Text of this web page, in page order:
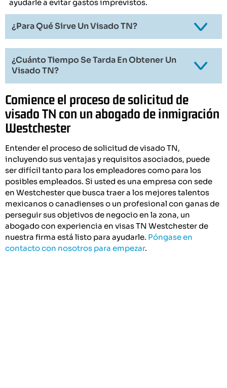
ayudarle a evitar gastos imprevistos.
¿Para Qué Sirve Un Visado TN?
¿Cuánto Tiempo Se Tarda En Obtener Un
Visado TN?
Comience el proceso de solicitud de
visado TN con un abogado de inmigración
Westchester
Entender el proceso de solicitud de visado TN,
incluyendo sus ventajas y requisitos asociados, puede
ser difícil tanto para los empleadores como para los
posibles empleados. Si usted es una empresa con sede
en Westchester que busca traer a los mejores talentos
mexicanos o canadienses o un profesional con ganas de
perseguir sus objetivos de negocio en la zona, un
abogado con experiencia en visas TN Westchester de
nuestra firma está listo para ayudarle. Póngase en
contacto con nosotros para empezar.